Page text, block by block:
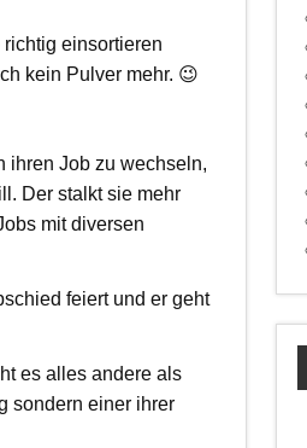
einsortieren
kein Pulver mehr. 😉
ihren Job zu wechseln,
Der stalkt sie mehr
mit diversen
feiert und er geht
es alles andere als
sondern einer ihrer